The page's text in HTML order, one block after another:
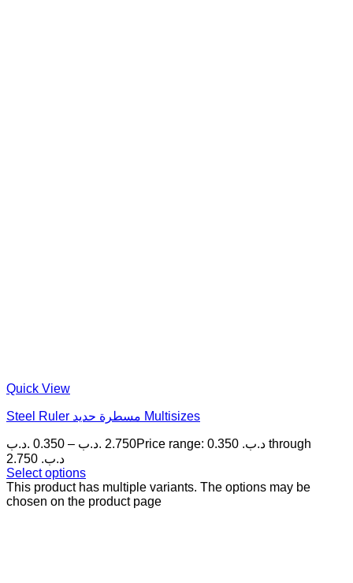
Quick View
Steel Ruler مسطرة حديد Multisizes
0.350 .د.ب – 2.750 .د.ب
Price range: 0.350 .د.ب through
2.750 .د.ب
Select options
This product has multiple variants. The options may be
chosen on the product page